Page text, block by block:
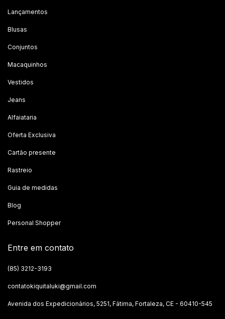
Lançamentos
Blusas
Conjuntos
Macaquinhos
Vestidos
Jeans
Alfaiataria
Oferta Exclusiva
Cartão presente
Rastreio
Guia de medidas
Blog
Personal Shopper
Entre em contato
(85) 3212-3193
contatokiquitaluki@gmail.com
Avenida dos Expedicionários, 5251, Fátima, Fortaleza, CE - 60410-545